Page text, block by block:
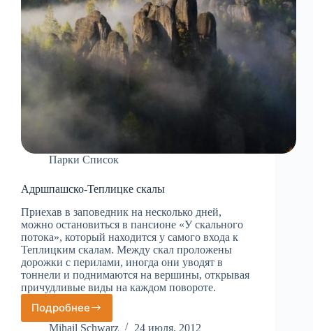
Парки Список
Адршпашско-Теплицке скалы
Приехав в заповедник на несколько дней,
можно остановиться в пансионе «У скального
потока», который находится у самого входа к
Теплицким скалам. Между скал проложены
дорожки с перилами, иногда они уводят в
тоннели и поднимаются на вершины, открывая
причудливые виды на каждом повороте.
ПодробнееАдршпашско-
Теплицке
Mihail Schwarz 24 июля, 2012